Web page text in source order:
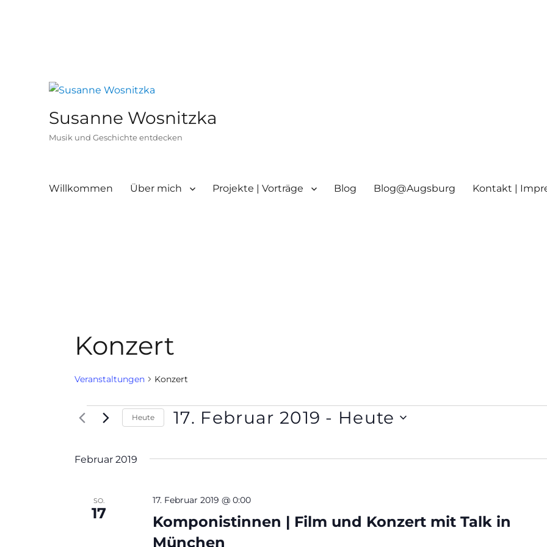
Susanne Wosnitzka
Musik und Geschichte entdecken
Willkommen Über mich Projekte | Vorträge Blog Blog@Augsburg Kontakt |
Konzert
Veranstaltungen Konzert
Veranstaltungen
Heute 17. Februar 2019 - Heute
m
w
ä
Februar 2019
SO.
17
Komponistinnen | Film und Konzert mit Talk in
München
17. Februar 2019 @ 0:00